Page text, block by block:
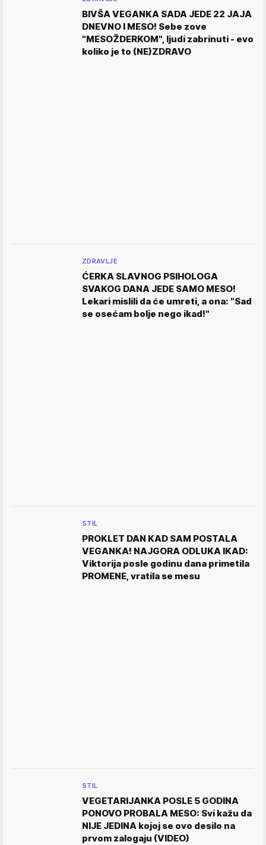
BIVŠA VEGANKA SADA JEDE 22 JAJA
DNEVNO I MESO! Sebe zove
"MESOŽDERKOM", ljudi zabrinuti - evo
koliko je to (NE)ZDRAVO
ZDRAVLJE
ĆERKA SLAVNOG PSIHOLOGA
SVAKOG DANA JEDE SAMO MESO!
Lekari mislili da će umreti, a ona: "Sad
se osećam bolje nego ikad!"
STIL
PROKLET DAN KAD SAM POSTALA
VEGANKA! NAJGORA ODLUKA IKAD:
Viktorija posle godinu dana primetila
PROMENE, vratila se mesu
STIL
VEGETARIJANKA POSLE 5 GODINA
PONOVO PROBALA MESO: Svi kažu da
NIJE JEDINA kojoj se ovo desilo na
prvom zalogaju (VIDEO)